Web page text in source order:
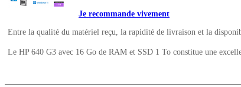
Je recommande vivement
Entre la qualité du matériel reçu, la rapidité de livraison et la
Le HP 640 G3 avec 16 Go de RAM et SSD 1 To constitue une